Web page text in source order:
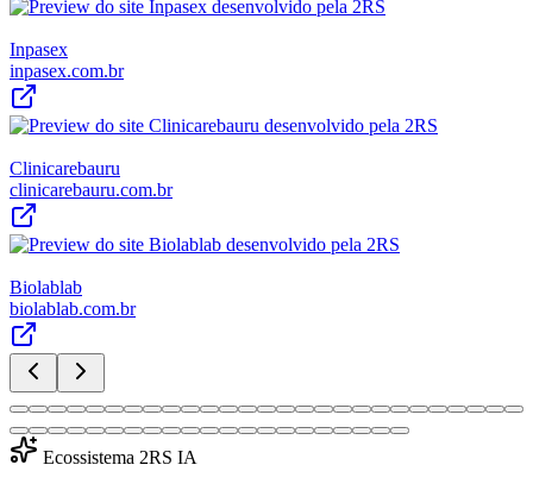
Inpasex
inpasex.com.br
Clinicarebauru
clinicarebauru.com.br
Biolablab
biolablab.com.br
Ecossistema 2RS IA